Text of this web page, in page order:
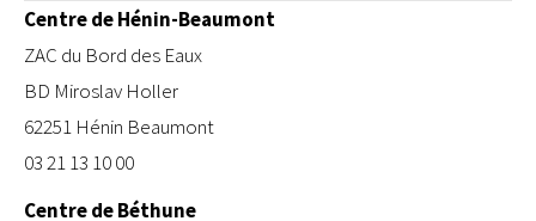
Centre de Hénin-Beaumont
ZAC du Bord des Eaux
BD Miroslav Holler
62251 Hénin Beaumont
03 21 13 10 00
Centre de Béthune